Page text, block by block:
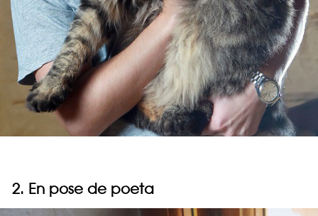
2. En pose de poeta